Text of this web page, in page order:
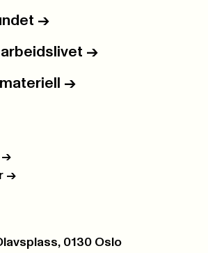
->
->
->
->
->
0130 Oslo